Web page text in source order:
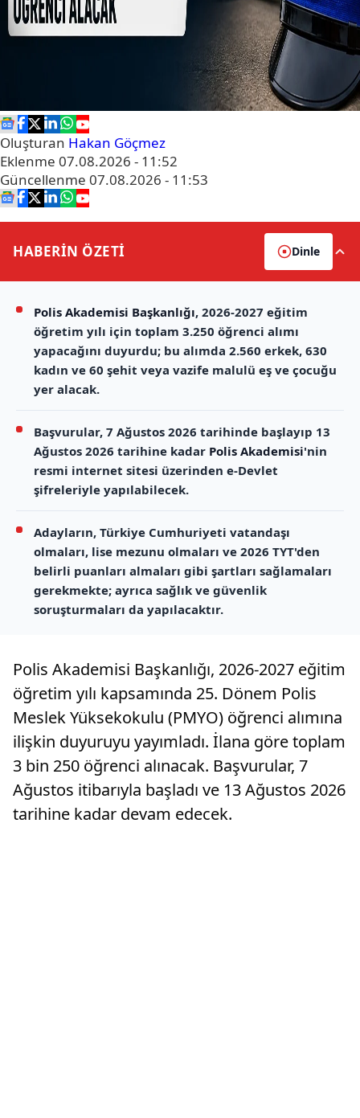
Oluşturan Hakan Göçmez
Eklenme 07.08.2026 - 11:52
Güncellenme 07.08.2026 - 11:53
HABERİN ÖZETİ Dinle
Polis Akademisi Başkanlığı, 2026-2027 eğitim
öğretim yılı için toplam 3.250 öğrenci alımı
yapacağını duyurdu; bu alımda 2.560 erkek, 630
kadın ve 60 şehit veya vazife malulü eş ve çocuğu
yer alacak.
Başvurular, 7 Ağustos 2026 tarihinde başlayıp 13
Ağustos 2026 tarihine kadar Polis Akademisi'nin
resmi internet sitesi üzerinden e-Devlet
şifreleriyle yapılabilecek.
Adayların, Türkiye Cumhuriyeti vatandaşı
olmaları, lise mezunu olmaları ve 2026 TYT'den
belirli puanları almaları gibi şartları sağlamaları
gerekmekte; ayrıca sağlık ve güvenlik
soruşturmaları da yapılacaktır.
Polis Akademisi Başkanlığı, 2026-2027 eğitim
öğretim yılı kapsamında 25. Dönem Polis
Meslek Yüksekokulu (PMYO) öğrenci alımına
ilişkin duyuruyu yayımladı. İlana göre toplam
3 bin 250 öğrenci alınacak. Başvurular, 7
Ağustos itibarıyla başladı ve 13 Ağustos 2026
tarihine kadar devam edecek.